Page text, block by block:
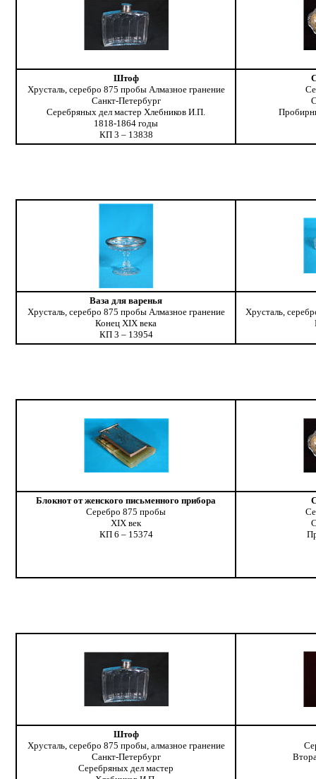
Штоф
Хрусталь, серебро 875 пробы Алмазное гранение
Санкт-Петербург
Серебряных дел мастер Хлебников И.П.
1818-1864 годы
КП 3 – 13838
Ваза для варенья
Хрусталь, серебро 875 пробы Алмазное гранение
Конeц XIX века
КП 3 – 13954
Хрусталь,
Блокнот от женского письменного прибора
Серебро 875 пробы
XIX век
КП 6 – 15374
Штоф
Хрусталь, серебро 875 пробы, алмазное гранение
Санкт-Петербург
Серебряных дел мастер